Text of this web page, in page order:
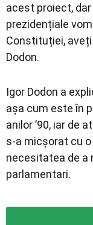
acest proiect,
prezidențiale
Constituției,
Dodon.
Igor Dodon a
așa cum este în
anilor ’90, iar de
s-a micșorat cu
necesitatea de a
parlamentari.